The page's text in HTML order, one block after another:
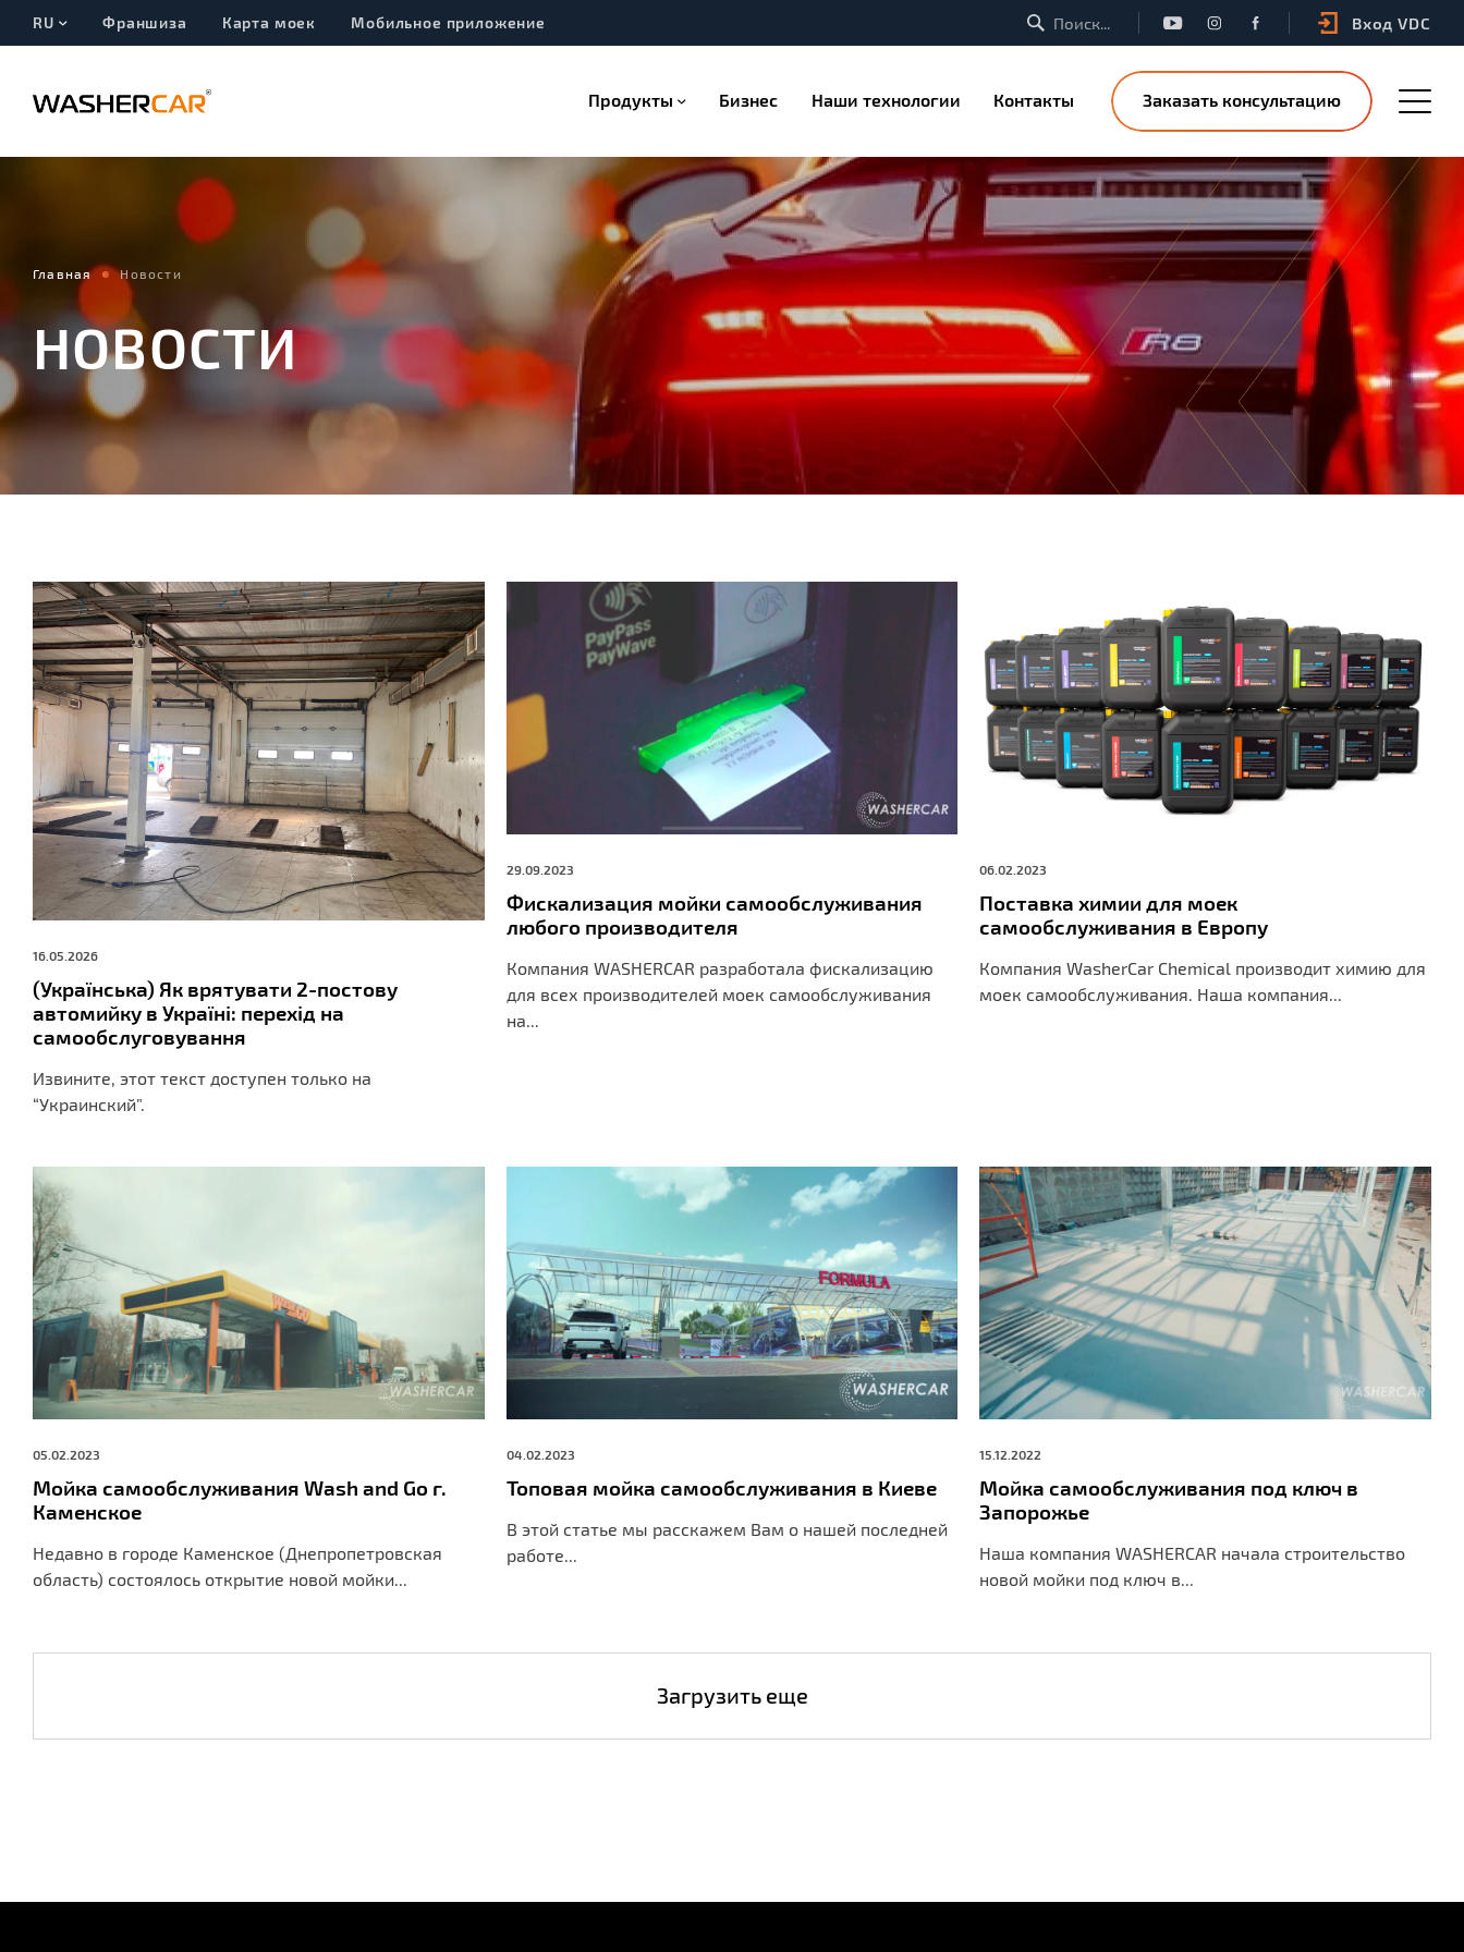
RU Франшиза Карта моек Мобильное приложение Вход VDC
Продукты Бизнес Наши технологии Контакты Заказать консультацию
Главная Новости
НОВОСТИ
16.05.2026
(Українська) Як врятувати 2-постову
автомийку в Україні: перехід на
самообслуговування
Извините, этот текст доступен только на
“Украинский”.
29.09.2023
Фискализация мойки самообслуживания
любого производителя
Компания WASHERCAR разработала фискализацию
для всех производителей моек самообслуживания
на...
06.02.2023
Поставка химии для моек
самообслуживания в Европу
Компания WasherCar Chemical производит химию для
моек самообслуживания. Наша компания...
05.02.2023
Мойка самообслуживания Wash and Go г.
Каменское
Недавно в городе Каменское (Днепропетровская
область) состоялось открытие новой мойки...
04.02.2023
Топовая мойка самообслуживания в Киеве
В этой статье мы расскажем Вам о нашей последней
работе...
15.12.2022
Мойка самообслуживания под ключ в
Запорожье
Наша компания WASHERCAR начала строительство
новой мойки под ключ в...
Загрузить еще